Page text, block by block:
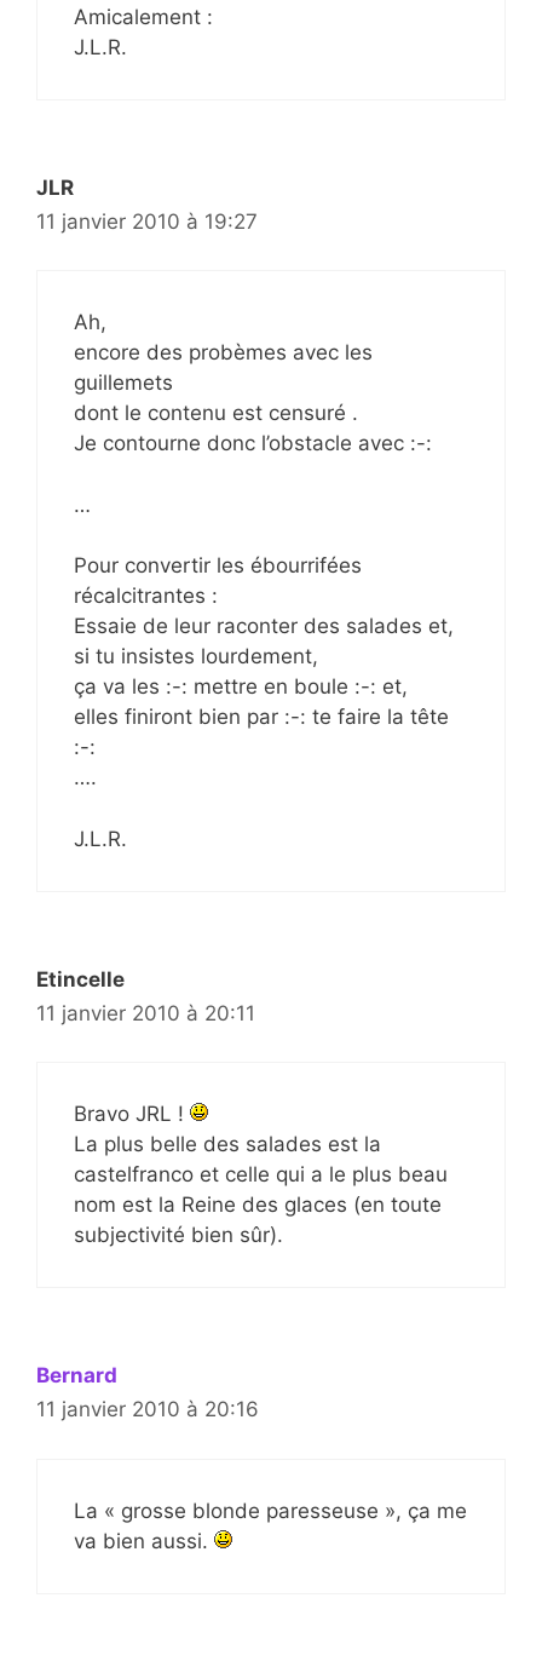
Amicalement :
J.L.R.
JLR
11 janvier 2010 à 19:27
Ah,
encore des probèmes avec les
guillemets
dont le contenu est censuré .
Je contourne donc l’obstacle avec :-:
…
Pour convertir les ébourrifées
récalcitrantes :
Essaie de leur raconter des salades et,
si tu insistes lourdement,
ça va les :-: mettre en boule :-: et,
elles finiront bien par :-: te faire la tête
:-:
….
J.L.R.
Etincelle
11 janvier 2010 à 20:11
Bravo JRL !
La plus belle des salades est la
castelfranco et celle qui a le plus beau
nom est la Reine des glaces (en toute
subjectivité bien sûr).
Bernard
11 janvier 2010 à 20:16
La « grosse blonde paresseuse », ça me
va bien aussi.